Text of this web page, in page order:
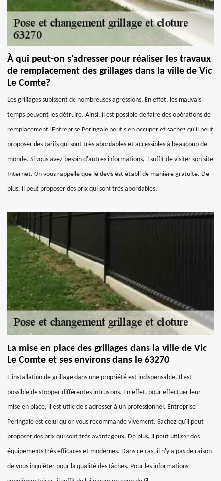
À qui peut-on s'adresser pour réaliser les travaux
de remplacement des grillages dans la ville de Vic
Le Comte?
Les grillages subissent de nombreuses agressions. En effet, les mauvais
temps peuvent les détruire. Ainsi, il est possible de faire des opérations de
remplacement. Entreprise Peringale peut s'en occuper et sachez qu'il peut
proposer des tarifs qui sont très abordables et accessibles à beaucoup de
monde. Si vous avez besoin d'autres informations, il suffit de visiter son site
Internet. On vous rappelle que le devis est établi de manière gratuite. De
plus, il peut proposer des prix qui sont très abordables.
La mise en place des grillages dans la ville de Vic
Le Comte et ses environs dans le 63270
L'installation de grillage dans une propriété est indispensable. Il est
possible de stopper différentes intrusions. En effet, pour effectuer leur
mise en place, il est utile de s'adresser à un professionnel. Entreprise
Peringale est celui qu'on vous recommande vivement. Sachez qu'il peut
proposer des prix qui sont très avantageux. De plus, il peut utiliser des
équipements très efficaces et modernes. Dans ce cas, il n'y a pas de raison
de vous inquiéter pour la qualité des tâches. Pour les informations